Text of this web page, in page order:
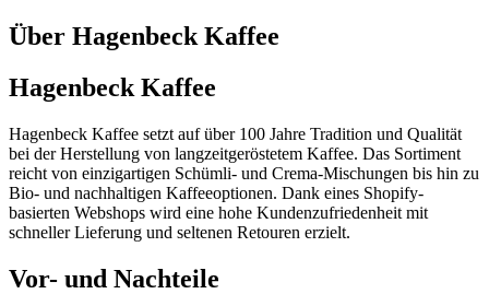
Über Hagenbeck Kaffee
Hagenbeck Kaffee
Hagenbeck Kaffee setzt auf über 100 Jahre Tradition und Qualität
bei der Herstellung von langzeitgeröstetem Kaffee. Das Sortiment
reicht von einzigartigen Schümli- und Crema-Mischungen bis hin zu
Bio- und nachhaltigen Kaffeeoptionen. Dank eines Shopify-
basierten Webshops wird eine hohe Kundenzufriedenheit mit
schneller Lieferung und seltenen Retouren erzielt.
Vor- und Nachteile